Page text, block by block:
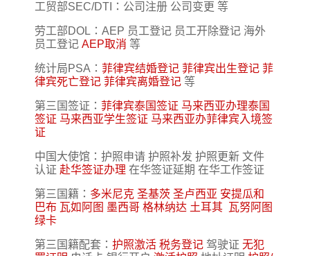
工贸部SEC/DTI：公司注册 公司变更 等
劳工部DOL：AEP 员工登记 员工开除登记 海外
员工登记AEP取消 等
统计局PSA： 菲律宾结婚登记 菲律宾出生登记 菲
律宾死亡登记 菲律宾离婚登记 等
第三国签证： 菲律宾泰国签证 马来西亚办理泰国
签证 马来西亚学生签证 马来西亚办菲律宾入境签
证
中国大使馆：护照申请 护照补发 护照更新 文件
认证赴华签证办理 在华签证延期 在华工作签证
第三国籍： 多米尼克 圣基茨 圣卢西亚 安提瓜和
巴布 瓦如阿图 墨西哥格林纳达 土耳其 瓦努阿图
绿卡
第三国籍配套：护照激活 税务登记 驾驶证无犯